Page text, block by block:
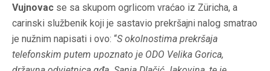
Vujnovac se sa skupom ogrlicom vraćao iz Züricha, a
carinski službenik koji je sastavio prekršajni nalog smatrao
je nužnim napisati i ovo: “S okolnostima prekršaja
telefonskim putem upoznato je ODO Velika Gorica,